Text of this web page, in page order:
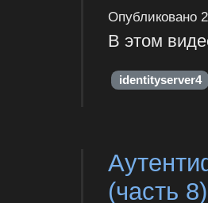
Опубликовано
В этом
identityserver4
(часть 8)